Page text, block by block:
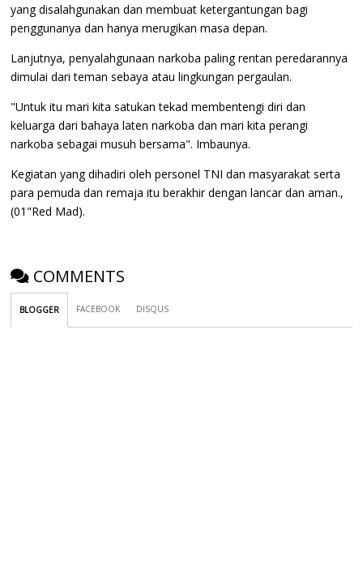
yang disalahgunakan dan membuat ketergantungan bagi
penggunanya dan hanya merugikan masa depan.
Lanjutnya, penyalahgunaan narkoba paling rentan peredarannya
dimulai dari teman sebaya atau lingkungan pergaulan.
"Untuk itu mari kita satukan tekad membentengi diri dan
keluarga dari bahaya laten narkoba dan mari kita perangi
narkoba sebagai musuh bersama". Imbaunya.
Kegiatan yang dihadiri oleh personel TNI dan masyarakat serta
para pemuda dan remaja itu berakhir dengan lancar dan aman.,
(01"Red Mad).
COMMENTS
BLOGGER FACEBOOK DISQUS